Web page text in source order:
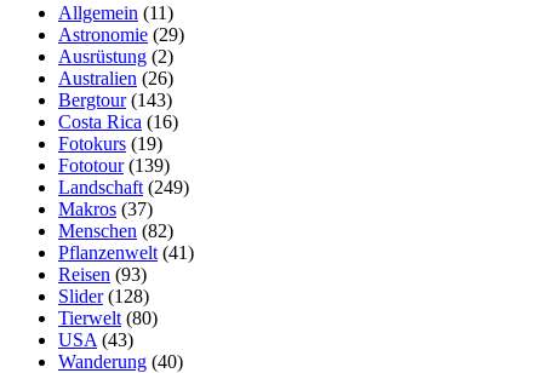
Allgemein (11)
Astronomie (29)
Ausrüstung (2)
Australien (26)
Bergtour(143)
Costa Rica (16)
Fotokurs (19)
Fototour(139)
Landschaft (249)
Makros (37)
Menschen (82)
Pflanzenwelt (41)
Reisen (93)
Slider(128)
Tierwelt (80)
USA (43)
Wanderung (40)